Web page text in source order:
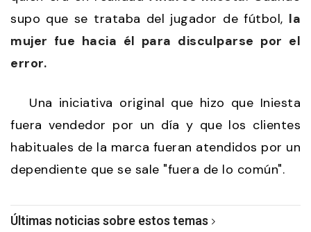
supo que se trataba del jugador de fútbol, la
mujer fue hacia él para disculparse por el
error.
Una iniciativa original que hizo que Iniesta
fuera vendedor por un día y que los clientes
habituales de la marca fueran atendidos por un
dependiente que se sale "fuera de lo común".
Últimas noticias sobre estos temas